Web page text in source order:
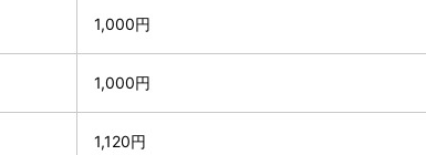
1,000円
1,000円
1,120円